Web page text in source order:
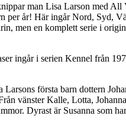
man Lisa Larson med All
per år! Här ingår Nord, Syd,
men en komplett serie i
ingår i serien Kennel från
första barn dottern
vänster Kalle, Lotta,
Dyrast är Susanna som